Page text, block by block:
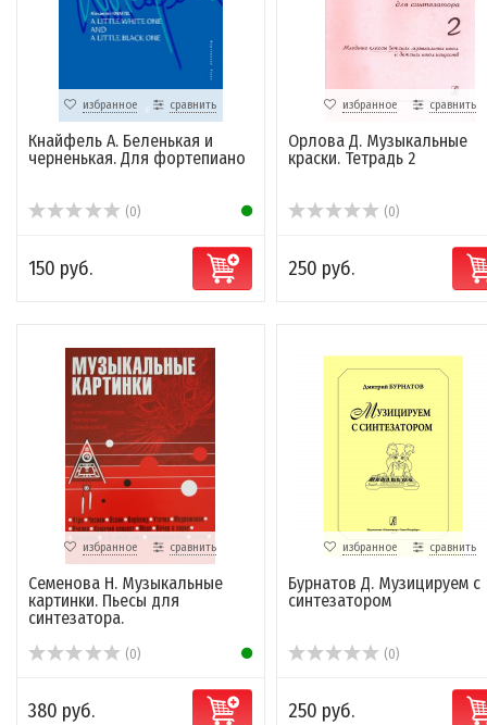
избранное сравнить
Кнайфель А. Беленькая и
черненькая. Для фортепиано
(0)
150 руб.
избранное сравнить
Орлова Д. Музыкальные
краски. Тетрадь 2
(0)
250 руб.
избранное сравнить
Семенова Н. Музыкальные
картинки. Пьесы для
синтезатора.
(0)
380 руб.
избранное сравнить
Бурнатов Д. Музицируем с
синтезатором
(0)
250 руб.